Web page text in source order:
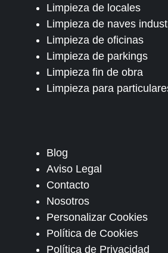
Limpieza de locales
Limpieza de naves
Limpieza de oficinas
Limpieza de parkings
Limpieza fin de obra
Limpieza para
Blog
Aviso Legal
Contacto
Nosotros
Personalizar Cookies
Política de Cookies
Política de Privacidad